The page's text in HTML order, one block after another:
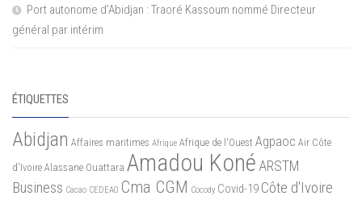
Port autonome d’Abidjan : Traoré Kassoum nommé Directeur
général par intérim
ÉTIQUETTES
Abidjan Affaires maritimes Afrique Afrique de l'Ouest Agpaoc Air Côte
d'Ivoire Alassane Ouattara Amadou Koné ARSTM
Business Cacao CEDEAO Cma CGM Cocody Covid-19 Côte d'Ivoire